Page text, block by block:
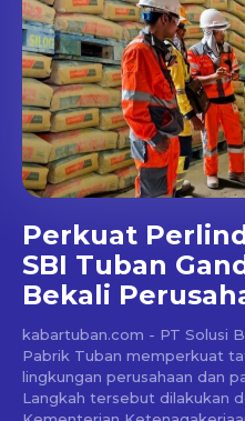
Perkuat
SBI Tuban
Bekali
kabartuban.com - PT Solusi
Pabrik Tuban memperkuat
lingkungan perusahaan dan
Langkah tersebut dilakukan